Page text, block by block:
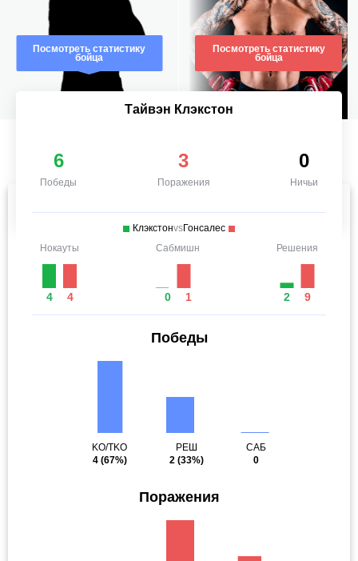
Посмотреть статистику
бойца
Посмотреть статистику
бойца
Тайвэн Клэкстон
6
Победы
3
Поражения
0
Ничьи
КлэкстонvsГонсалес
Нокауты
4 4
Сабмишн
0 1
Решения
2 9
Победы
KO/TKO
4(67%)
РЕШ
2 (33%)
САБ
0
Поражения